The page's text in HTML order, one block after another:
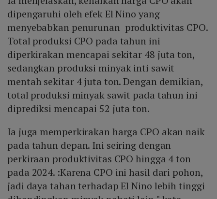
dipengaruhi oleh efek El Nino yang
menyebabkan penurunan produktivitas CPO.
Total produksi CPO pada tahun ini
diperkirakan mencapai sekitar 48 juta ton,
sedangkan produksi minyak inti sawit
mentah sekitar 4 juta ton. Dengan demikian,
total produksi minyak sawit pada tahun ini
diprediksi mencapai 52 juta ton.
Ia juga memperkirakan harga CPO akan naik
pada tahun depan. Ini seiring dengan
perkiraan produktivitas CPO hingga 4 ton
pada 2024. :Karena CPO ini hasil dari pohon,
jadi daya tahan terhadap El Nino lebih tinggi